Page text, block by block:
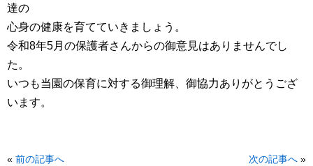
達の
心身の健康を育てていきましょう。
令和8年5月の保護者さんからの御意見はありませんでし
た。
いつも当園の保育に対する御理解、御協力ありがとうござ
います。
« 前の記事へ 次の記事へ »